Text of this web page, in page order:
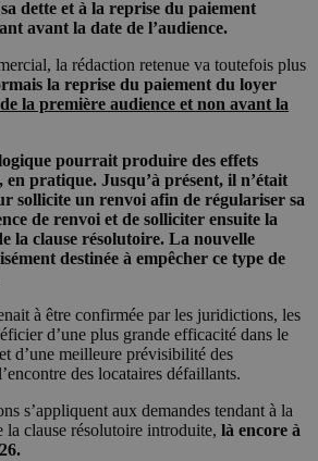
dette et à la reprise du paiement
avant la date de l’audience.
la rédaction retenue va toutefois plus
la reprise du paiement du loyer
la première audience et non avant la
pourrait produire des effets
pratique. Jusqu’à présent, il n’était
sollicite un renvoi afin de régulariser sa
de renvoi et de solliciter ensuite la
la clause résolutoire. La nouvelle
destinée à empêcher ce type de
à être confirmée par les juridictions, les
d’une plus grande efficacité dans le
d’une meilleure prévisibilité des
des locataires défaillants.
s’appliquent aux demandes tendant à la
la clause résolutoire introduite, là encore à